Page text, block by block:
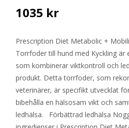
1035 kr
Prescription Diet Metabolic +
Torrfoder till hund med Kyckling
som kombinerar viktkontroll och
produkt. Detta torrfoder, som
veterinärer, är specifikt utvecklat
bibehålla en hälsosam vikt och
ledhälsa. Förbättrad ledhälsa